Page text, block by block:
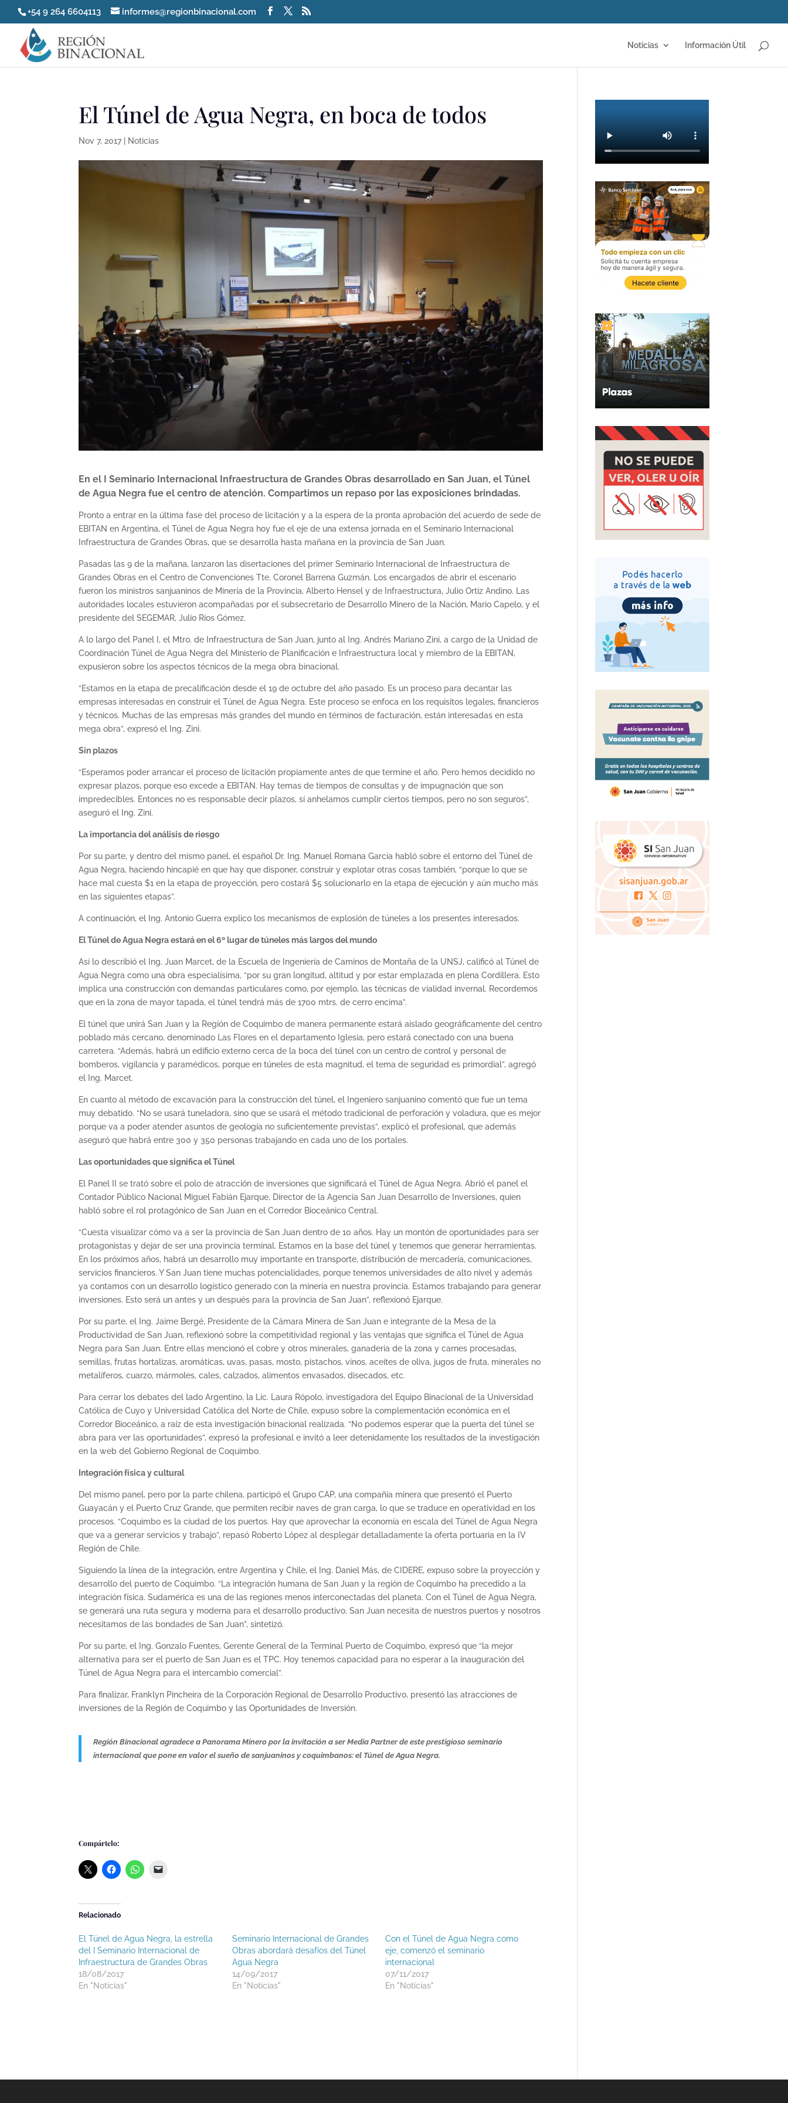
+54 9 264 6604113 informes@regionbinacional.com
Noticias Información Útil
El Túnel de Agua Negra, en boca de todos
Nov 7, 2017| Noticias
En el I Seminario Internacional Infraestructura de Grandes Obras desarrollado en San Juan, el Túnel
de Agua Negra fue el centro de atención. Compartimos un repaso por las exposiciones brindadas.
Pronto a entrar en la última fase del proceso de licitación y a la espera de la pronta aprobación del acuerdo de sede de
EBITAN en Argentina, el Túnel de Agua Negra hoy fue el eje de una extensa jornada en el Seminario Internacional
Infraestructura de Grandes Obras, que se desarrolla hasta mañana en la provincia de San Juan.
Pasadas las 9 de la mañana, lanzaron las disertaciones del primer Seminario Internacional de Infraestructura de
Grandes Obras en el Centro de Convenciones Tte. Coronel Barrena Guzmán. Los encargados de abrir el escenario
fueron los ministros sanjuaninos de Minería de la Provincia, Alberto Hensel y de Infraestructura, Julio Ortiz Andino. Las
autoridades locales estuvieron acompañadas por el subsecretario de Desarrollo Minero de la Nación, Mario Capelo, y el
presidente del SEGEMAR, Julio Ríos Gómez.
A lo largo del Panel I, el Mtro. de Infraestructura de San Juan, junto al Ing. Andrés Mariano Zini, a cargo de la Unidad de
Coordinación Túnel de Agua Negra del Ministerio de Planificación e Infraestructura local y miembro de la EBITAN,
expusieron sobre los aspectos técnicos de la mega obra binacional.
“Estamos en la etapa de precalificación desde el 19 de octubre del año pasado. Es un proceso para decantar las
empresas interesadas en construir el Túnel de Agua Negra. Este proceso se enfoca en los requisitos legales, financieros
y técnicos. Muchas de las empresas más grandes del mundo en términos de facturación, están interesadas en esta
mega obra”, expresó el Ing. Zini.
Sin plazos
“Esperamos poder arrancar el proceso de licitación propiamente antes de que termine el año. Pero hemos decidido no
expresar plazos, porque eso excede a EBITAN. Hay temas de tiempos de consultas y de impugnación que son
impredecibles. Entonces no es responsable decir plazos, sí anhelamos cumplir ciertos tiempos, pero no son seguros”,
aseguró el Ing. Zini.
La importancia del análisis de riesgo
Por su parte, y dentro del mismo panel, el español Dr. Ing. Manuel Romana García habló sobre el entorno del Túnel de
Agua Negra, haciendo hincapié en que hay que disponer, construir y explotar otras cosas también, “porque lo que se
hace mal cuesta $1 en la etapa de proyección, pero costará $5 solucionarlo en la etapa de ejecución y aún mucho más
en las siguientes etapas”.
A continuación, el Ing. Antonio Guerra explico los mecanismos de explosión de túneles a los presentes interesados.
El Túnel de Agua Negra estará en el 6º lugar de túneles más largos del mundo
Así lo describió el Ing. Juan Marcet, de la Escuela de Ingeniería de Caminos de Montaña de la UNSJ, calificó al Túnel de
Agua Negra como una obra especialísima, “por su gran longitud, altitud y por estar emplazada en plena Cordillera. Esto
implica una construcción con demandas particulares como, por ejemplo, las técnicas de vialidad invernal. Recordemos
que en la zona de mayor tapada, el túnel tendrá más de 1700 mtrs. de cerro encima”.
El túnel que unirá San Juan y la Región de Coquimbo de manera permanente estará aislado geográficamente del centro
poblado más cercano, denominado Las Flores en el departamento Iglesia, pero estará conectado con una buena
carretera. “Además, habrá un edificio externo cerca de la boca del túnel con un centro de control y personal de
bomberos, vigilancia y paramédicos, porque en túneles de esta magnitud, el tema de seguridad es primordial”, agregó
el Ing. Marcet.
En cuanto al método de excavación para la construcción del túnel, el Ingeniero sanjuanino comentó que fue un tema
muy debatido. “No se usará tuneladora, sino que se usará el método tradicional de perforación y voladura, que es mejor
porque va a poder atender asuntos de geología no suficientemente previstas”, explicó el profesional, que además
aseguró que habrá entre 300 y 350 personas trabajando en cada uno de los portales.
Las oportunidades que significa el Túnel
El Panel II se trató sobre el polo de atracción de inversiones que significará el Túnel de Agua Negra. Abrió el panel el
Contador Público Nacional Miguel Fabián Ejarque, Director de la Agencia San Juan Desarrollo de Inversiones, quien
habló sobre el rol protagónico de San Juan en el Corredor Bioceánico Central.
“Cuesta visualizar cómo va a ser la provincia de San Juan dentro de 10 años. Hay un montón de oportunidades para ser
protagonistas y dejar de ser una provincia terminal. Estamos en la base del túnel y tenemos que generar herramientas.
En los próximos años, habrá un desarrollo muy importante en transporte, distribución de mercadería, comunicaciones,
servicios financieros. Y San Juan tiene muchas potencialidades, porque tenemos universidades de alto nivel y además
ya contamos con un desarrollo logístico generado con la minería en nuestra provincia. Estamos trabajando para generar
inversiones. Esto será un antes y un después para la provincia de San Juan”, reflexionó Ejarque.
Por su parte, el Ing. Jaime Bergé, Presidente de la Cámara Minera de San Juan e integrante de la Mesa de la
Productividad de San Juan, reflexionó sobre la competitividad regional y las ventajas que significa el Túnel de Agua
Negra para San Juan. Entre ellas mencionó el cobre y otros minerales, ganadería de la zona y carnes procesadas,
semillas, frutas hortalizas, aromáticas, uvas, pasas, mosto, pistachos, vinos, aceites de oliva, jugos de fruta, minerales no
metalíferos, cuarzo, mármoles, cales, calzados, alimentos envasados, disecados, etc.
Para cerrar los debates del lado Argentino, la Lic. Laura Rópolo, investigadora del Equipo Binacional de la Universidad
Católica de Cuyo y Universidad Católica del Norte de Chile, expuso sobre la complementación económica en el
Corredor Bioceánico, a raíz de esta investigación binacional realizada. “No podemos esperar que la puerta del túnel se
abra para ver las oportunidades”, expresó la profesional e invitó a leer detenidamente los resultados de la investigación
en la web del Gobierno Regional de Coquimbo.
Integración física y cultural
Del mismo panel, pero por la parte chilena, participó el Grupo CAP, una compañía minera que presentó el Puerto
Guayacán y el Puerto Cruz Grande, que permiten recibir naves de gran carga, lo que se traduce en operatividad en los
procesos. “Coquimbo es la ciudad de los puertos. Hay que aprovechar la economía en escala del Túnel de Agua Negra
que va a generar servicios y trabajo”, repasó Roberto López al desplegar detalladamente la oferta portuaria en la IV
Región de Chile.
Siguiendo la línea de la integración, entre Argentina y Chile, el Ing. Daniel Más, de CIDERE, expuso sobre la proyección y
desarrollo del puerto de Coquimbo. “La integración humana de San Juan y la región de Coquimbo ha precedido a la
integración física. Sudamérica es una de las regiones menos interconectadas del planeta. Con el Túnel de Agua Negra,
se generará una ruta segura y moderna para el desarrollo productivo. San Juan necesita de nuestros puertos y nosotros
necesitamos de las bondades de San Juan”, sintetizó.
Por su parte, el Ing. Gonzalo Fuentes, Gerente General de la Terminal Puerto de Coquimbo, expresó que “la mejor
alternativa para ser el puerto de San Juan es el TPC. Hoy tenemos capacidad para no esperar a la inauguración del
Túnel de Agua Negra para el intercambio comercial”.
Para finalizar, Franklyn Pincheira de la Corporación Regional de Desarrollo Productivo, presentó las atracciones de
inversiones de la Región de Coquimbo y las Oportunidades de Inversión.
Región Binacional agradece a Panorama Minero por la invitación a ser Media Partner de este prestigioso seminario
internacional que pone en valor el sueño de sanjuaninos y coquimbanos: el Túnel de Agua Negra.
Compártelo:
Relacionado
El Túnel de Agua Negra, la estrella
del I Seminario Internacional de
Infraestructura de Grandes Obras
18/08/2017
En "Noticias"
Seminario Internacional de Grandes
Obras abordará desafíos del Túnel
Agua Negra
14/09/2017
En "Noticias"
Con el Túnel de Agua Negra como
eje, comenzó el seminario
internacional
07/11/2017
En "Noticias"